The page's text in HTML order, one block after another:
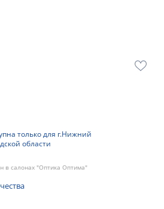
только для г.Нижний
области
в салонах "Оптика Оптима"